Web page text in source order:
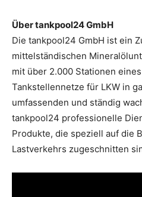
Über tankpool24 GmbH
Die tankpool24 GmbH ist ein
mittelständischen
mit über 2.000 Stationen
Tankstellennetze für LKW in
umfassenden und ständig
tankpool24 professionelle
Produkte, die speziell auf die
Lastverkehrs zugeschnitten